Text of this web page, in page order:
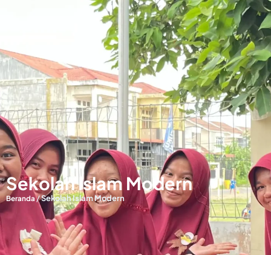
Sekolah Islam Modern
Beranda/Sekolah Islam Modern